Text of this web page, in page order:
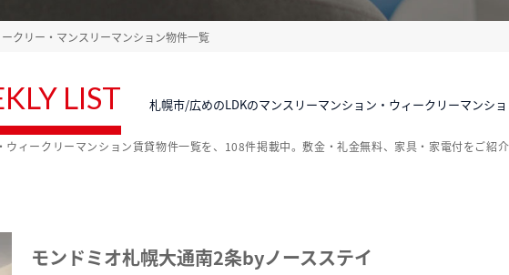
クリー・マンスリーマンション物件一覧
LIST 札幌市/広めのLDKのマンスリーマンション・ウィークリーマンシ
モンドミオ札幌大通南2条byノースステイ
ィークリーマンション賃貸物件一覧を、108件掲載中。敷金・礼金無料、家具・家電付をご紹